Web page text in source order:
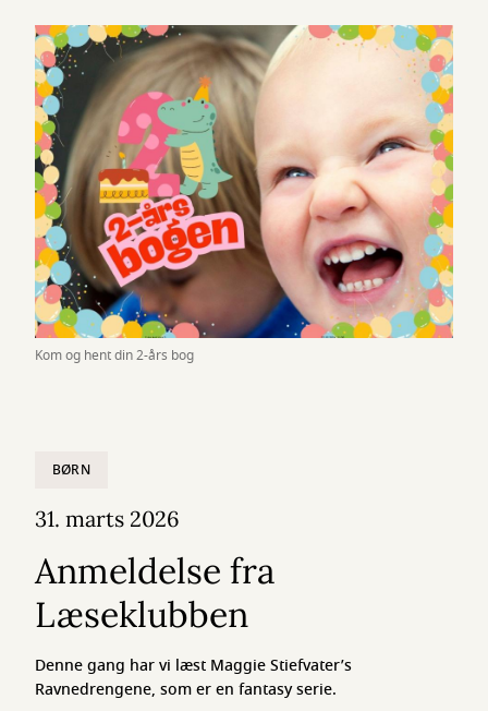
Kom og hent din 2-års bog
BØRN
31. marts 2026
Anmeldelse fra
Læseklubben
Denne gang har vi læst Maggie Stiefvater’s
Ravnedrengene, som er en fantasy serie.